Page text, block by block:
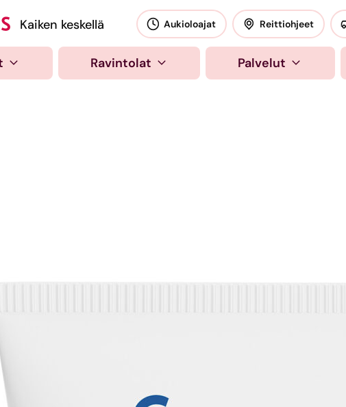
Kauppakeskus Sampokeskus
Kaiken keskellä
Ravintolat Palvelut
Aukioloajat Reittiohjeet